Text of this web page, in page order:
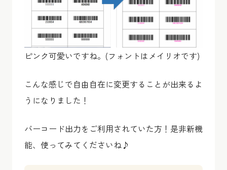
ピンク可愛いですね。(フォントはメイリオです)
こんな感じで自由自在に変更することが出来るよ
うになりました！
バーコード出力をご利用されていた方！是非新機
能、使ってみてくださいね♪